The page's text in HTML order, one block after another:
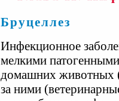
Бруцеллез
Инфекционное
мелкими
домашних животных
за ними